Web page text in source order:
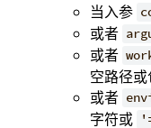
当入参
或者
或者
空路径
或者
字符或